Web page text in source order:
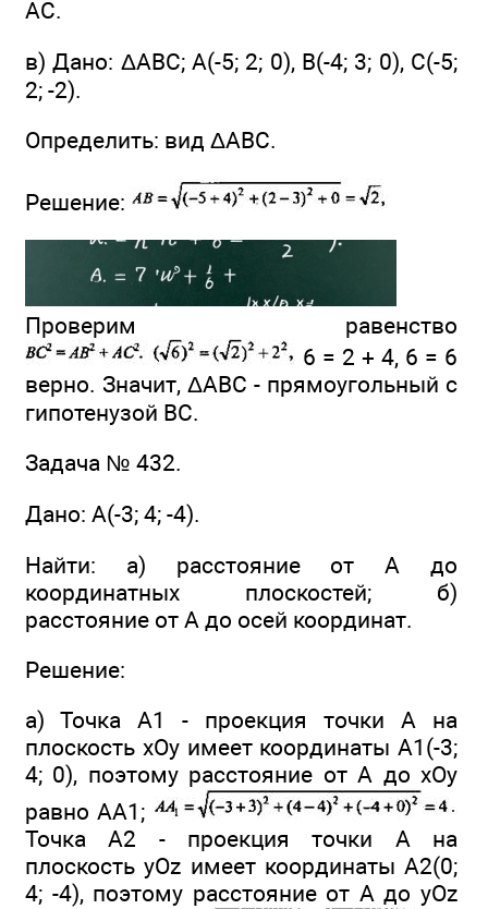
AС.
в) Дано: ΔАВС; А(-5; 2; 0), В(-4; 3; 0), С(-5;
2; -2).
Определить: вид ΔАВС.
Решение:
Проверим равенство
6 = 2 + 4, 6 = 6
верно. Значит, ΔABC - прямоугольный с
гипотенузой ВС.
Задача № 432.
Дано: А(-3; 4; -4).
Найти: а) расстояние от А до
координатных плоскостей; б)
расстояние от А до осей координат.
Решение:
а) Точка А1 - проекция точки А на
плоскость хОу имеет координаты A1(-3;
4; 0), поэтому расстояние от А до хОу
равно АА1;
Точка А2 - проекция точки А на
плоскость yOz имеет координаты А2(0;
4; -4), поэтому расстояние от А до yOz